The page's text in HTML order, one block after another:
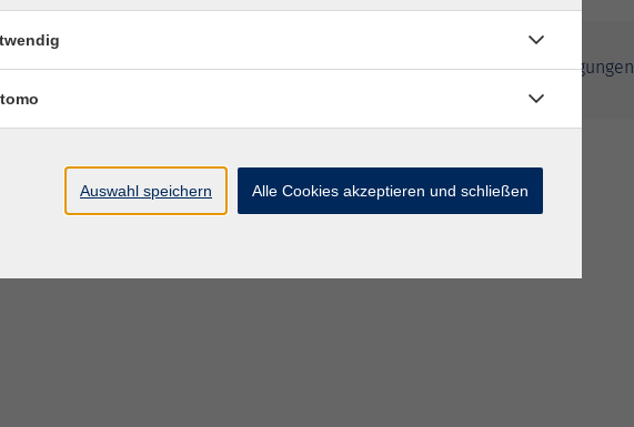
Datenschutz Barrierefreiheitserklärung AGB Teilnahmebedingungen
Auswahl speichern Alle Cookies akzeptieren und schließen